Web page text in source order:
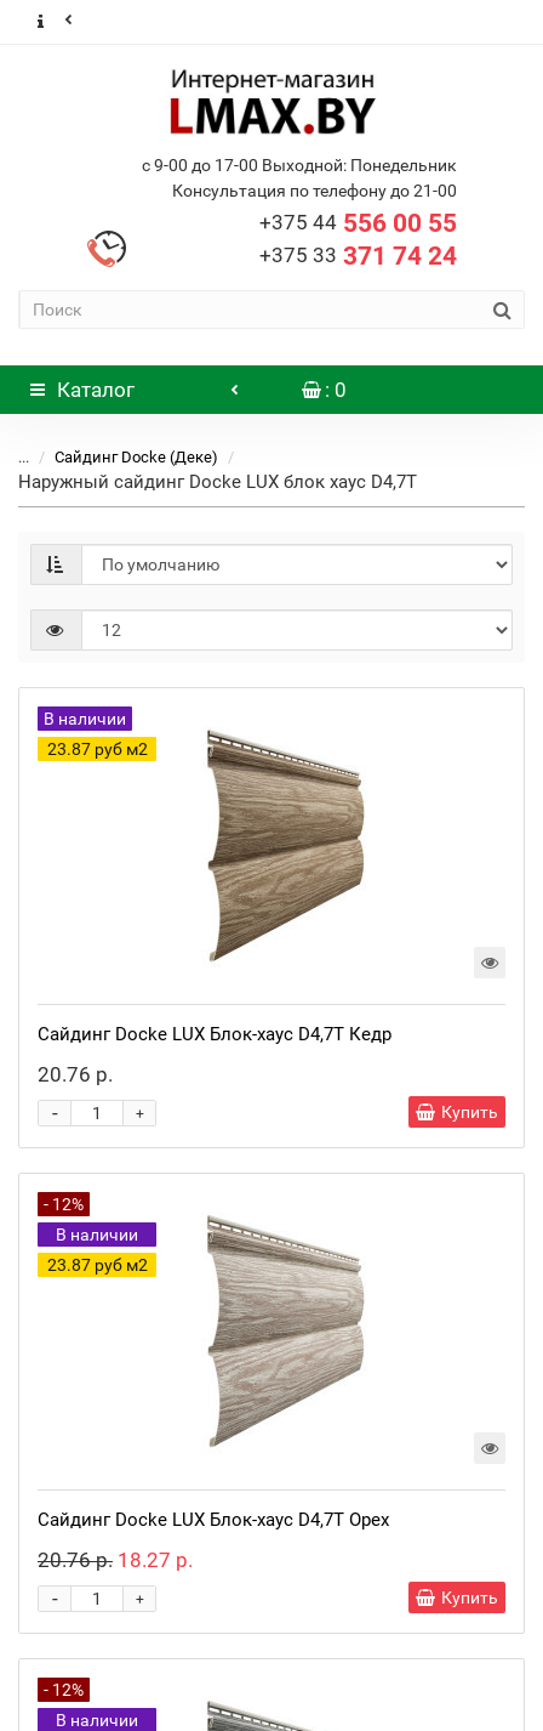
с 9-00 до 17-00 Выходной: Понедельник
Консультация по телефону до 21-00
+375 44556 00 55
+375 33 371 74 24
Каталог : 0
... Сайдинг Docke (Деке)
Наружный сайдинг Docke LUX блок хаус D4,7T
В наличии
23.87 руб м2
Сайдинг Docke LUX Блок-хаус D4,7T Кедр
20.76 р.
+
- Купить
- 12%
В наличии
23.87 руб м2
Сайдинг Docke LUX Блок-хаус D4,7T Орех
20.76 р. 18.27 р.
+
- Купить
- 12%
В наличии